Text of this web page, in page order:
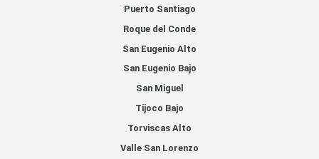
Puerto Santiago
Roque del Conde
San Eugenio Alto
San Eugenio Bajo
San Miguel
Tijoco Bajo
Torviscas Alto
Valle San Lorenzo